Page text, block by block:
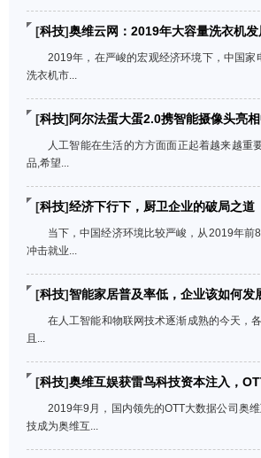
[科技]奥维云网：2019年大容量洗衣机
2019年，在严峻的宏观经济环境下，中国
洗衣机市...
[科技]阿尔法蛋大蛋2.0携智能摄像头亮
人工智能在生活的方方面面正起着越来越重
品,希望...
[科技]经济下行下，厨卫企业的破局之道
当下，中国经济环境比较严峻，从2019年前
冲击就业...
[科技]智能家居普及率低，企业该如何发
在人工智能和物联网技术逐渐成熟的今天，
且...
[科技]奥维互娱获雷鸟科技资本注入，
2019年9月，国内领先的OTT大数据公司奥
技成为奥维互...